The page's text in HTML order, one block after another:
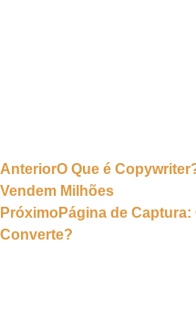
AnteriorO Que é
Vendem Milhões
PróximoPágina de Captura:
Converte?